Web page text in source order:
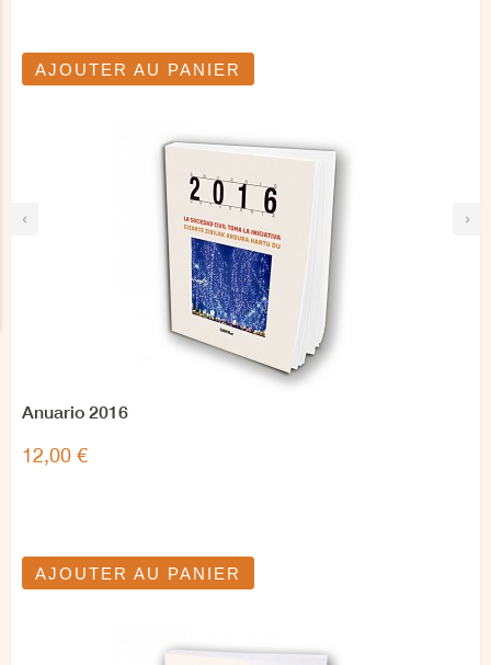
‹ ›
AJOUTER AU PANIER
Anuario 2016
12,00 €
AJOUTER AU PANIER